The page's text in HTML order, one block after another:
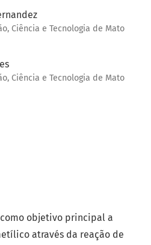
Ciência e Tecnologia de Mato
Ciência e Tecnologia de Mato
objetivo principal a
através da reação de